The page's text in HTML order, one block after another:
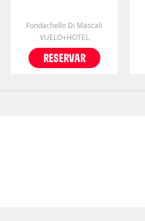
Fondachello Di Mascali
VUELO+HOTEL
RESERVAR